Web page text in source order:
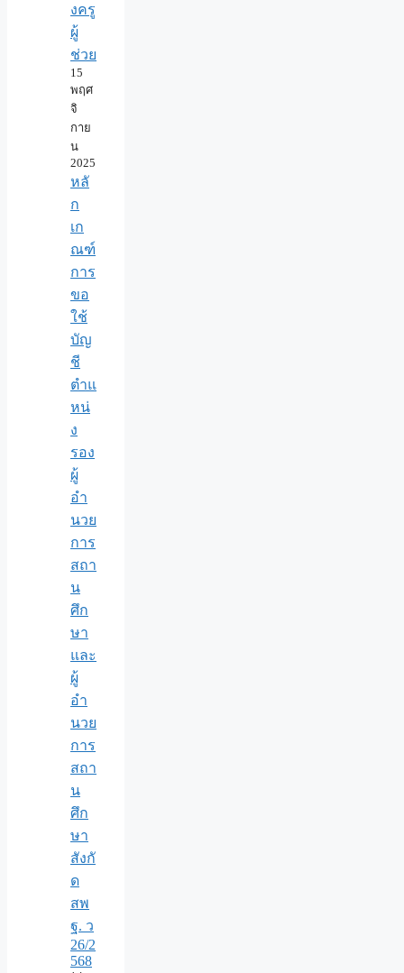
งครู
ผู้
ช่วย
15
พฤศ
จิ
กาย
น
2025
หลั
ก
เก
ณฑ์
การ
ขอ
ใช้
บัญ
ชี
ตำแ
หน่
ง
รอง
ผู้
อำ
นวย
การ
สถา
น
ศึก
ษา
และ
ผู้
อำ
นวย
การ
สถา
น
ศึก
ษา
สังกั
ด
สพ
ฐ. ว
26/2
568